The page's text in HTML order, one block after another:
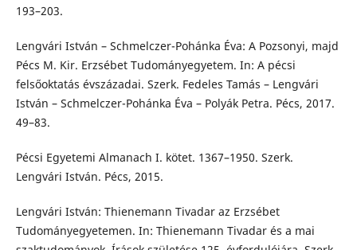
193–203.
Lengvári István – Schmelczer-Pohánka Éva: A Pozsonyi, majd
Pécs M. Kir. Erzsébet Tudományegyetem. In: A pécsi
felsőoktatás évszázadai. Szerk. Fedeles Tamás – Lengvári
István – Schmelczer-Pohánka Éva – Polyák Petra. Pécs, 2017.
49–83.
Pécsi Egyetemi Almanach I. kötet. 1367–1950. Szerk.
Lengvári István. Pécs, 2015.
Lengvári István: Thienemann Tivadar az Erzsébet
Tudományegyetemen. In: Thienemann Tivadar és a mai